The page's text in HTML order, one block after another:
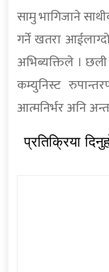
सामु भागिजाने
गर्ने खतरा
अभिब्यक्तिले । छली
कम्युनिस्ट
आत्मनिर्भर अनि
प्रतिक्रिया